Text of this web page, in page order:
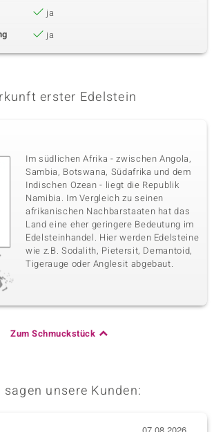
ja
ja
erster Edelstein
Im südlichen Afrika - zwischen Angola,
Sambia, Botswana, Südafrika und dem
Indischen Ozean - liegt die Republik
Namibia. Im Vergleich zu seinen
afrikanischen Nachbarstaaten hat das
Land eine eher geringere Bedeutung im
Edelsteinhandel. Hier werden Edelsteine
wie z.B. Sodalith, Pietersit, Demantoid,
Tigerauge oder Anglesit abgebaut.
Zum Schmuckstück
sagen unsere Kunden: